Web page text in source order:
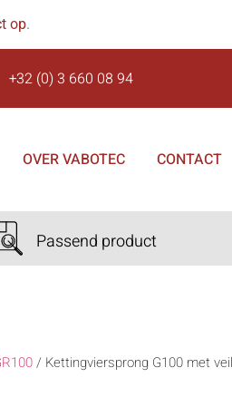
op.
+32 (0) 3 660 08 94
OVER VABOTEC CONTACT
Passend product
/ Kettingviersprong G100 met